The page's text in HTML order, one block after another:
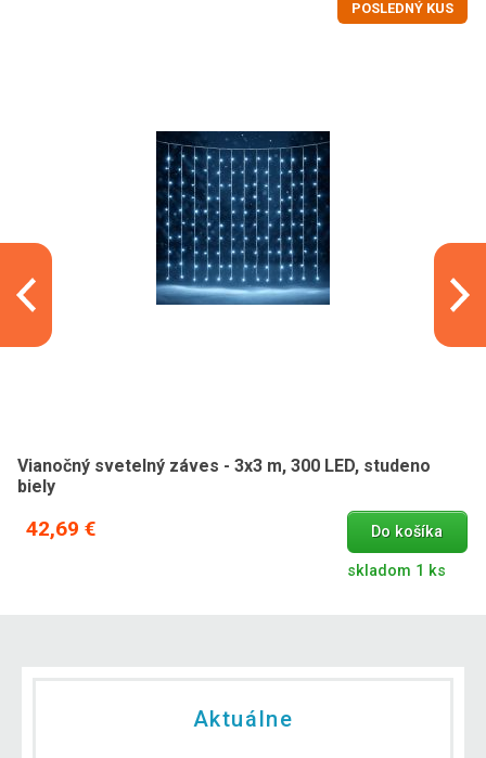
POSLEDNÝ KUS
Vianočný svetelný záves - 3x3 m, 300 LED, studeno
biely
42,69 € Do košíka
skladom 1 ks
Aktuálne